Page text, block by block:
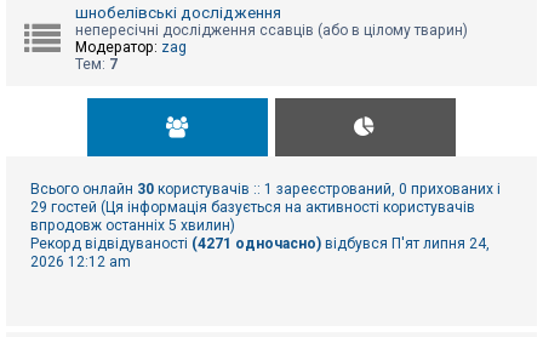
шнобелівські дослідження
непересічні дослідження ссавців (або в цілому тварин)
Модератор: zag
Тем: 7
Всього онлайн 30 користувачів :: 1 зареєстрований, 0 прихованих і
29 гостей (Ця інформація базується на активності користувачів
впродовж останніх 5 хвилин)
Рекорд відвідуваності (4271 одночасно) відбувся П'ят липня 24,
2026 12:12 am